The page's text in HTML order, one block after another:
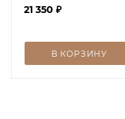
21 350 ₽
В КОРЗИНУ